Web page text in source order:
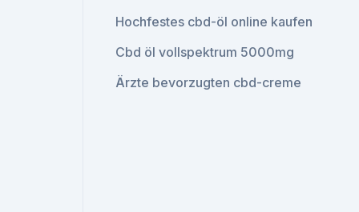
Hochfestes cbd-öl online kaufen
Cbd öl vollspektrum 5000mg
Ärzte bevorzugten cbd-creme